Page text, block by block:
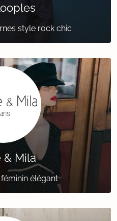
style rock chic
& Mila
élégant